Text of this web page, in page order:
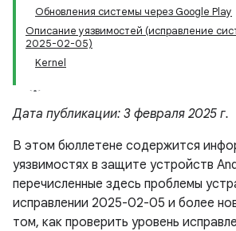
Обновления системы через Google Play
Описание уязвимостей (исправление
2025-02-05)
Kernel
Дата публикации: 3 февраля 2025 г.
В этом бюллетене содержится
уязвимостях в защите устройств
перечисленные здесь проблемы
исправлении 2025-02-05 и более
том, как проверить уровень